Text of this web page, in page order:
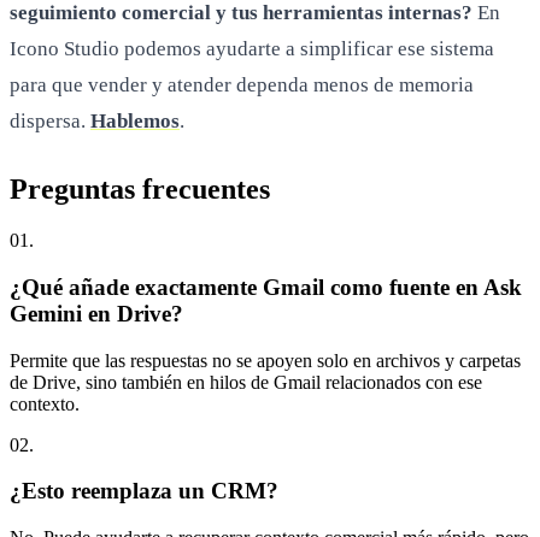
seguimiento comercial y tus herramientas internas? En
Icono Studio podemos ayudarte a simplificar ese sistema
para que vender y atender dependa menos de memoria
dispersa. Hablemos.
Preguntas frecuentes
01 .
¿Qué añade exactamente Gmail como fuente en Ask
Gemini en Drive?
Permite que las respuestas no se apoyen solo en archivos y carpetas
de Drive, sino también en hilos de Gmail relacionados con ese
contexto.
02.
¿Esto reemplaza un CRM?